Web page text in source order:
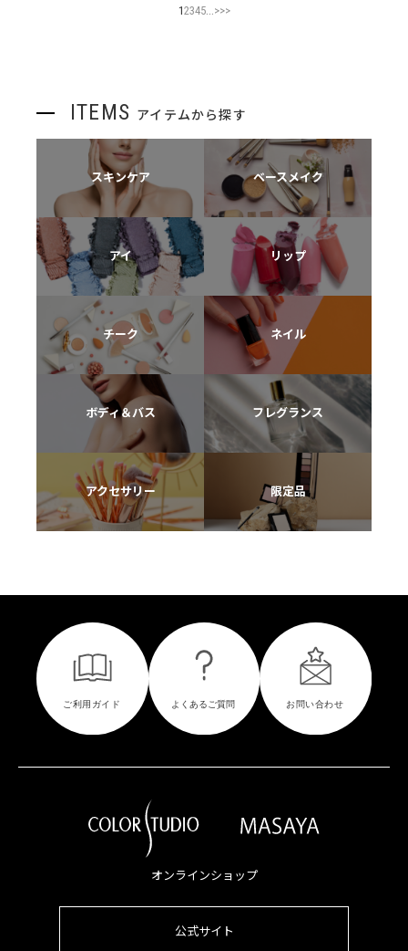
12345...>>>
ITEMS アイテムから探す
スキンケア ベースメイク
アイ リップ
チーク ネイル
ボディ＆バス フレグランス
アクセサリー 限定品
オンラインショップ
公式サイト